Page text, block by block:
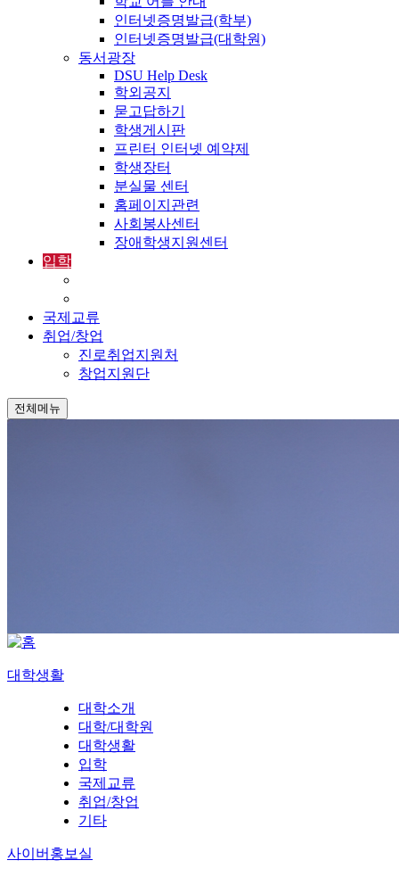
인터넷증명발급(학부)
인터넷증명발급(대학원)
동서광장
DSU Help Desk
학외공지
묻고답하기
학생게시판
프린터 인터넷 예약제
학생장터
분실물 센터
홈페이지관련
사회봉사센터
장애학생지원센터
입학
국제교류
취업/창업
진로취업지원처
창업지원단
전체메뉴
대학생활
대학소개
대학/대학원
대학생활
입학
국제교류
취업/창업
기타
사이버홍보실